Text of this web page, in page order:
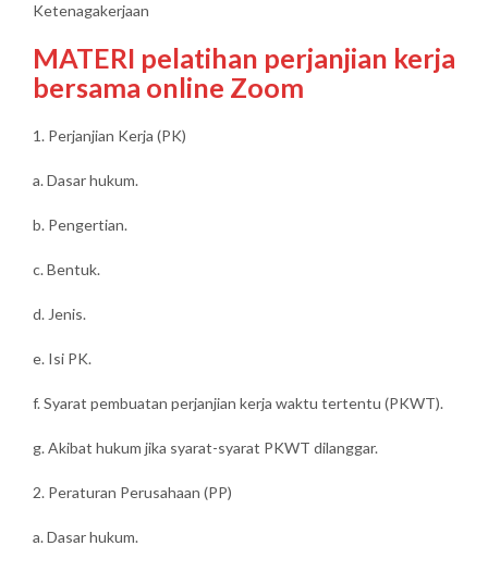
Ketenagakerjaan
MATERI pelatihan perjanjian kerja
bersama online Zoom
1. Perjanjian Kerja (PK)
a. Dasar hukum.
b. Pengertian.
c. Bentuk.
d. Jenis.
e. Isi PK.
f. Syarat pembuatan perjanjian kerja waktu tertentu (PKWT).
g. Akibat hukum jika syarat-syarat PKWT dilanggar.
2. Peraturan Perusahaan (PP)
a. Dasar hukum.